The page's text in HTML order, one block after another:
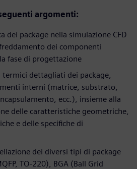
argomenti:
dei package nella simulazione CFD
dei componenti
fase di progettazione
termici dettagliati dei package,
interni (matrice, substrato,
ecc.), insieme alla
delle caratteristiche geometriche,
e delle specifiche di
dei diversi tipi di package
TO-220), BGA (Ball Grid